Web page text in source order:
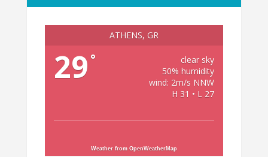
ATHENS, GR
29 °
clear sky
50% humidity
wind: 2m/s NNW
H 31 • L 27
Weather from OpenWeatherMap